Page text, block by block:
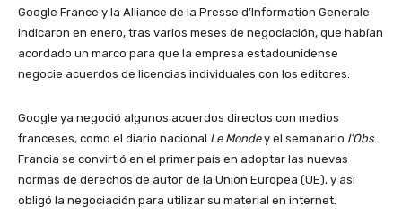
Google France y la Alliance de la Presse d’Information Generale
indicaron en enero, tras varios meses de negociación, que habían
acordado un marco para que la empresa estadounidense
negocie acuerdos de licencias individuales con los editores.
Google ya negoció algunos acuerdos directos con medios
franceses, como el diario nacional Le Mondey el semanario l’Obs.
Francia se convirtió en el primer país en adoptar las nuevas
normas de derechos de autor de la Unión Europea (UE), y así
obligó la negociación para utilizar su material en internet.